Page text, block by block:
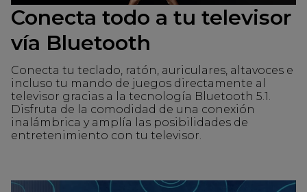
Conecta todo a tu televisor
vía Bluetooth
Conecta tu teclado, ratón, auriculares, altavoces e
incluso tu mando de juegos directamente al
televisor gracias a la tecnología Bluetooth 5.1.
Disfruta de la comodidad de una conexión
inalámbrica y amplía las posibilidades de
entretenimiento con tu televisor.